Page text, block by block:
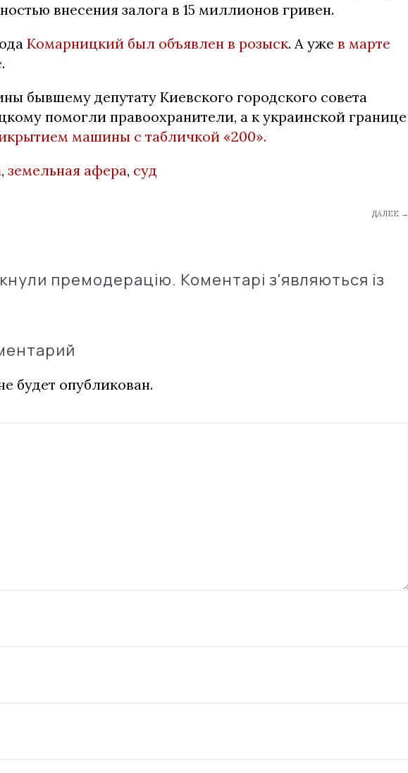
внесения залога в 15 миллионов гривен.
Комарницкий был объявлен в розыск. А уже в марте
.
бывшему депутату Киевского городского совета
помогли правоохранители, а к украинской границе
машины с табличкой «200».
, земельная афера, суд
ДАЛЕЕ →
премодерацію. Коментарі з'являються із
будет опубликован.